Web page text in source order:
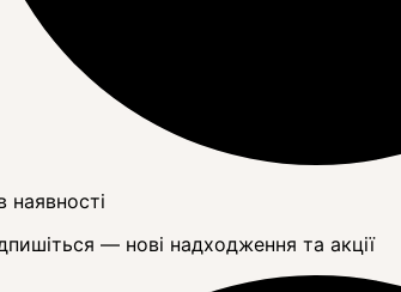
наявності
— нові надходження та акції